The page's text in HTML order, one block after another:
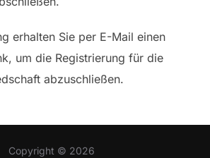
erhalten Sie per E-Mail einen
um die Registrierung für die
abzuschließen.
Copyright © 2026